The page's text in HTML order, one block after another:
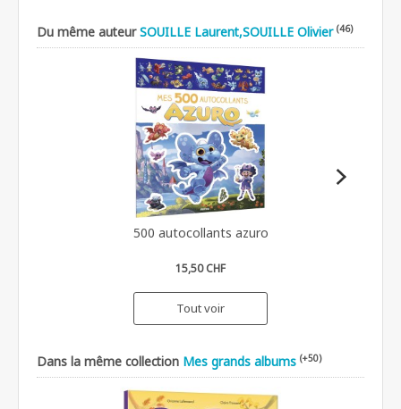
Du même auteurSOUILLE Laurent,SOUILLE Olivier (46)
500 autocollants azuro
15,50 CHF
Tout voir
Dans la même collection Mes grands albums (+50)